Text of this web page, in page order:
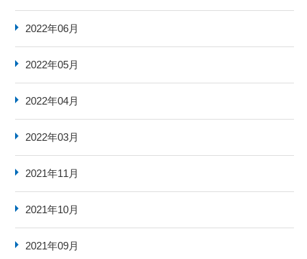
2022年06月
2022年05月
2022年04月
2022年03月
2021年11月
2021年10月
2021年09月